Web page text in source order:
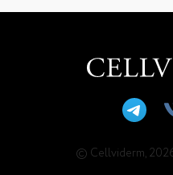
© Cellviderm,